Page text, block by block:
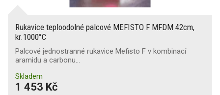
Rukavice teploodolné palcové MEFISTO F MFDM 42cm,
kr.1000°C
Palcové jednostranné rukavice Mefisto F v kombinací
aramidu a carbonu…
Skladem
1 453 Kč